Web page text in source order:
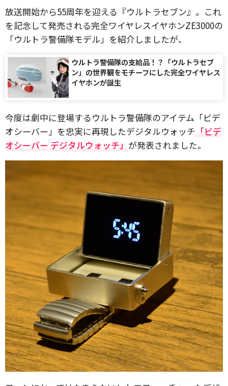
放送開始から55周年を迎える『ウルトラセブン』。これ
を記念して発売される完全ワイヤレスイヤホンZE3000の
「ウルトラ警備隊モデル」を紹介しましたが、
ウルトラ警備隊の支給品！？「ウルトラセブ
ン」の世界観をモチーフにした完全ワイヤレス
イヤホンが誕生
今度は劇中に登場するウルトラ警備隊のアイテム「ビデ
オシーバー」を忠実に再現したデジタルウォッチ 「ビデ
オシーバー デジタルウォッチ」 が発表されました。